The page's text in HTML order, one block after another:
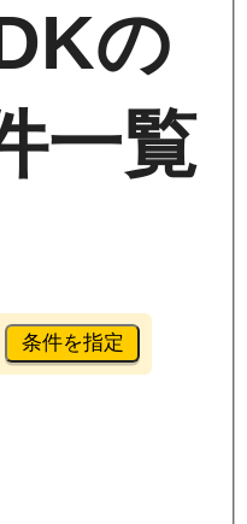
の
一覧
条件を指定